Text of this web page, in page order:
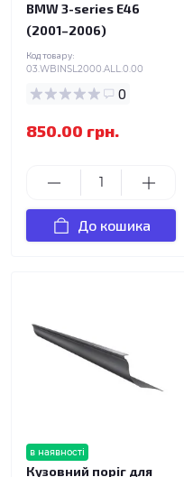
BMW 3-series E46
(2001–2006)
Код товару:
03.WBINSL2000.ALL.0.00
0
850.00 грн.
До кошика
в наявності
Кузовний поріг для